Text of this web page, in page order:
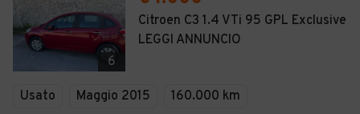
6
Citroen C3 1.4 VTi 95 GPL Exclusive
LEGGI ANNUNCIO
Usato Maggio 2015 160.000 km